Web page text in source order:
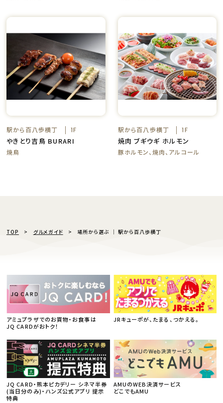
駅から百八歩横丁 1F
やきとり吉鳥 BURARI
焼鳥
駅から百八歩横丁 1F
焼肉 ブギウギ ホルモン
豚ホルモン、焼肉、アルコール
TOP グルメガイド 場所から選ぶ │ 駅から百八歩横丁
アミュプラザでのお買物・お食事は
JQ CARDがおトク！
JRキューポが、たまる、つかえる。
JQ CARD・熊本ピカデリー シネマ半券
(当日分のみ)・ハンズ公式アプリ 提示
特典
AMUのWEB決済サービス
どこでもAMU